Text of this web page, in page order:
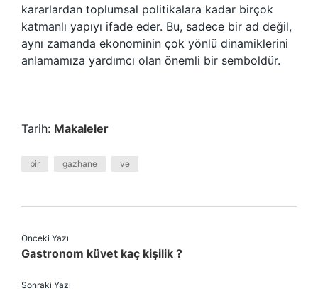
kararlardan toplumsal politikalara kadar birçok
katmanlı yapıyı ifade eder. Bu, sadece bir ad değil,
aynı zamanda ekonominin çok yönlü dinamiklerini
anlamamıza yardımcı olan önemli bir semboldür.
Tarih: Makaleler
bir gazhane ve
Önceki Yazı
Gastronom küvet kaç kişilik ?
Sonraki Yazı